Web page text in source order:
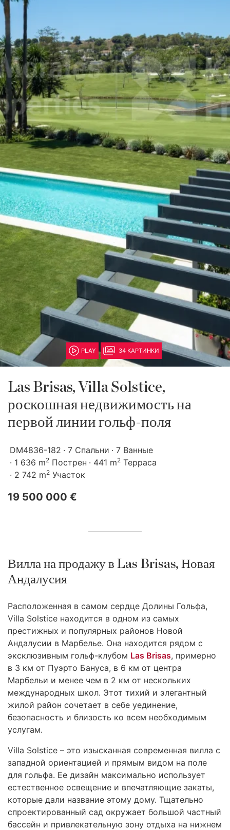
PLAY 34 КАРТИНКИ
Las Brisas, Villa Solstice,
роскошная недвижимость на
первой линии гольф-поля
DM4836-182 7 Спальни
7 Ванные
1 636 m2 Пострен 441 m2 Терраса
2 742 m2 Участок
19 500 000 €
Вилла на продажу в Las Brisas, Новая
Андалусия
Расположенная в самом сердце Долины Гольфа,
Villa Solstice находится в одном из самых
престижных и популярных районов Новой
Андалусии в Марбелье. Она находится рядом с
эксклюзивным гольф-клубом Las Brisas, примерно
в 3 км от Пуэрто Бануса, в 6 км от центра
Марбельи и менее чем в 2 км от нескольких
международных школ. Этот тихий и элегантный
жилой район сочетает в себе уединение,
безопасность и близость ко всем необходимым
услугам.
Villa Solstice – это изысканная современная вилла с
западной ориентацией и прямым видом на поле
для гольфа. Ее дизайн максимально использует
естественное освещение и впечатляющие закаты,
которые дали название этому дому. Тщательно
спроектированный сад окружает большой частный
бассейн и привлекательную зону отдыха на нижнем